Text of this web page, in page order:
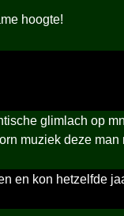
hoogte!
glimlach op
muziek deze
en kon hetzelfde